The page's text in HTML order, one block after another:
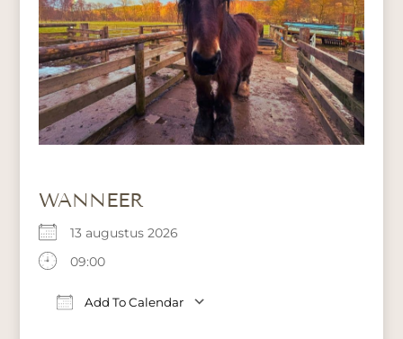
WANNEER
13 augustus 2026
09:00
Add To Calendar